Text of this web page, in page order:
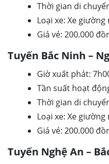
Thời gian di
Loại xe: Xe giường
Giá vé: 200.000
Tuyến Bắc Ninh –
Giờ xuất phát:
Tần suất hoạt
Thời gian di
Loại xe: Xe giường
Giá vé: 200.000
Tuyến Nghệ An –